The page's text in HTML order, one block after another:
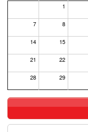
1
7 8
14 15
21 22
28 29